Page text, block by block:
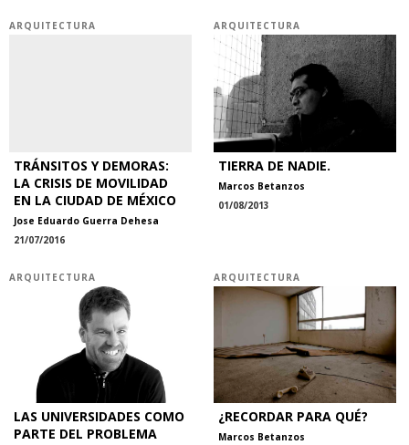
ARQUITECTURA
TRÁNSITOS Y DEMORAS:
LA CRISIS DE MOVILIDAD
EN LA CIUDAD DE MÉXICO
Jose Eduardo Guerra Dehesa
21/07/2016
ARQUITECTURA
TIERRA DE NADIE.
Marcos Betanzos
01/08/2013
ARQUITECTURA
LAS UNIVERSIDADES COMO
PARTE DEL PROBLEMA
ARQUITECTURA
¿RECORDAR PARA QUÉ?
Marcos Betanzos